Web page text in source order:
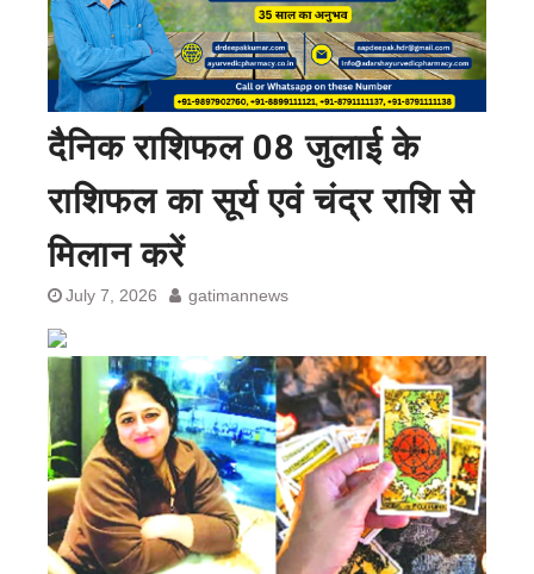
दैनिक राशिफल 08 जुलाई के
राशिफल का सूर्य एवं चंद्र राशि से
मिलान करें
July 7, 2026 gatimannews